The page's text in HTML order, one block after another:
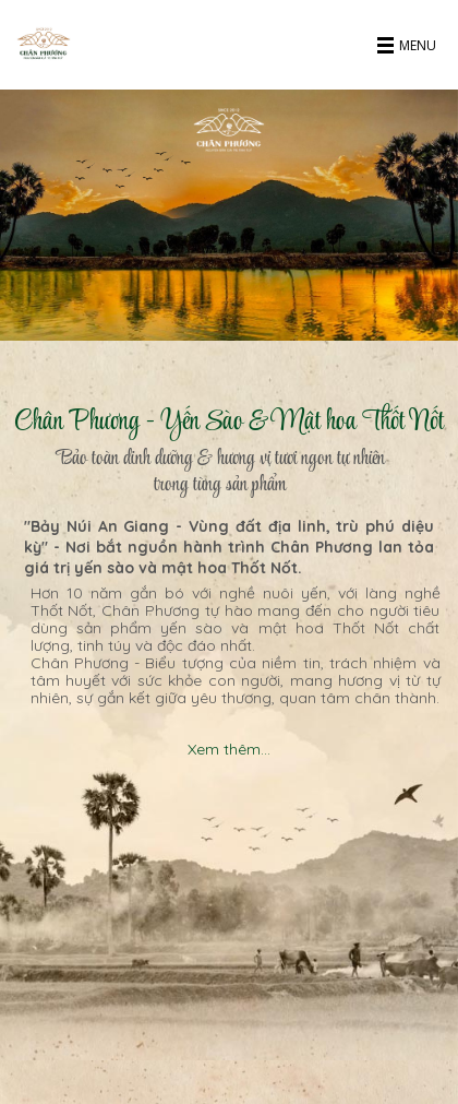
MENU
Bảo toàn dinh dưỡng & hương vị tươi ngon tự nhiên
trong từng sản phẩm
Chân Phương - Yến Sào & Mật hoa Thốt Nốt
"Bảy Núi An Giang - Vùng đất địa linh, trù phú diệu
kỳ" - Nơi bắt nguồn hành trình Chân Phương lan tỏa
giá trị yến sào và mật hoa Thốt Nốt.
Hơn 10 năm gắn bó với nghề nuôi yến, với làng nghề
Thốt Nốt, Chân Phương tự hào mang đến cho người tiêu
dùng sản phẩm yến sào và mật hoa Thốt Nốt chất
lượng, tinh túy và độc đáo nhất.
Chân Phương - Biểu tượng của niềm tin, trách nhiệm và
tâm huyết với sức khỏe con người, mang hương vị từ tự
nhiên, sự gắn kết giữa yêu thương, quan tâm chân thành.
Xem thêm...